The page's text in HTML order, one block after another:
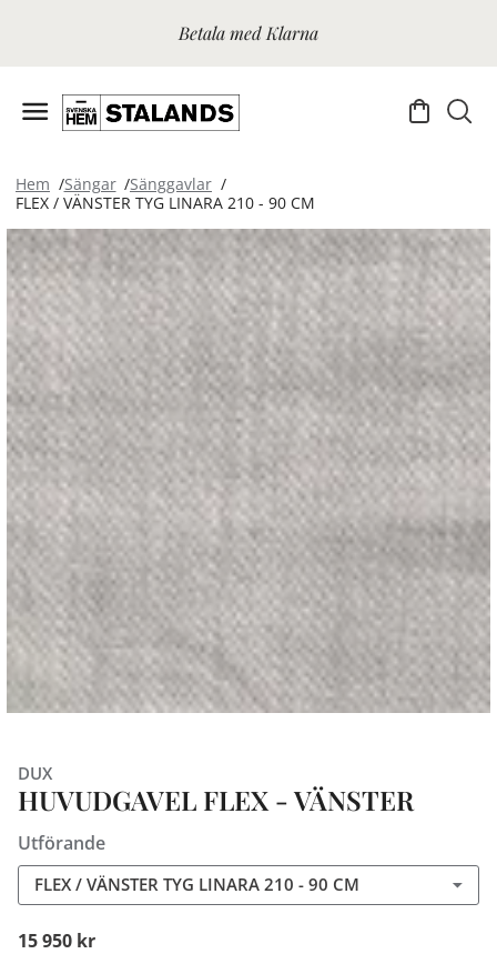
Betala med Klarna
Hem Sängar
Sänggavlar
FLEX / VÄNSTER TYG LINARA 210 - 90 CM
DUX
HUVUDGAVEL FLEX - VÄNSTER
Utförande
FLEX / VÄNSTER TYG LINARA 210 - 90 CM
15 950 kr